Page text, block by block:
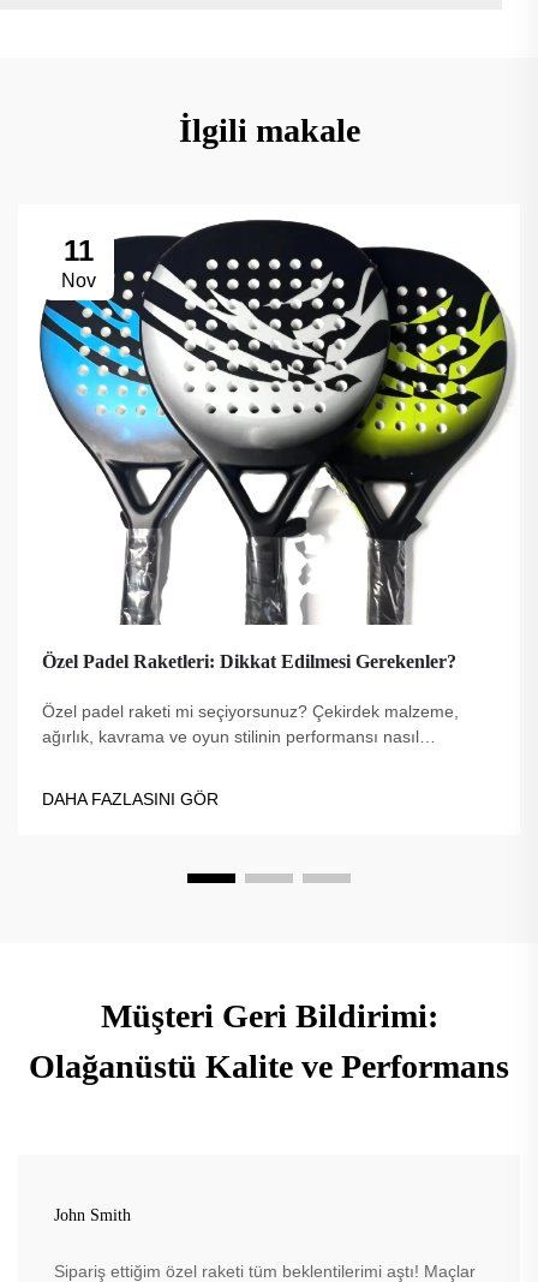
İlgili makale
11
Nov
Özel Padel Raketleri: Dikkat Edilmesi Gerekenler?
Özel padel raketi mi seçiyorsunuz? Çekirdek malzeme,
ağırlık, kavrama ve oyun stilinin performansı nasıl
iyi ipuçlarını hemen inceleyin.
DAHA FAZLASINI GÖR
Müşteri Geri Bildirimi:
Olağanüstü Kalite ve Performans
John Smith
Sipariş ettiğim özel raketi tüm beklentilerimi aştı! Maçlar